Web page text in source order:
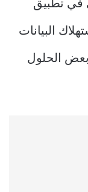
في تطبيق
البيانات
بعض الحلول